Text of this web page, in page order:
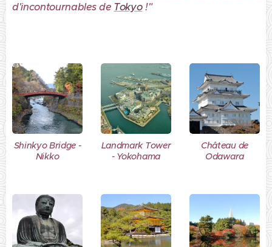
d'incontournables de Tokyo!"
Shinkyo Bridge -
Nikko
Landmark Tower
- Yokohama
Château de
Odawara